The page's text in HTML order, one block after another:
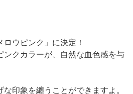
ウピンク」に決定！
ンクカラーが、自然な血色感を与
印象を纏うことができますよ。